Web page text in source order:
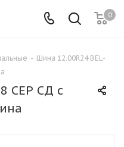
0
- Шина 12.00R24 BEL-
СЕР СД с